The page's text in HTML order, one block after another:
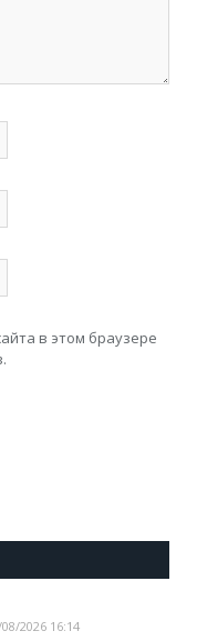
в этом браузере
2026 16:14